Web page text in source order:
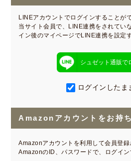
LINEアカウントでログインすることが
当サイト会員で、LINE連携をされてい
イン後のマイページでLINE連携を設定
シュゼット通販で
ログインしたま
Amazonアカウントをお持
Amazonアカウントを利用して会員登録
AmazonのID、パスワードで、ログイン